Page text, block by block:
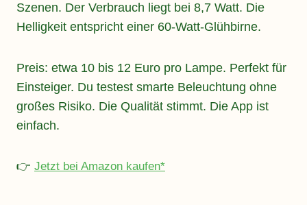
Szenen. Der Verbrauch liegt bei 8,7 Watt. Die
Helligkeit entspricht einer 60-Watt-Glühbirne.
Preis: etwa 10 bis 12 Euro pro Lampe. Perfekt für
Einsteiger. Du testest smarte Beleuchtung ohne
großes Risiko. Die Qualität stimmt. Die App ist
einfach.
👉 Jetzt bei Amazon kaufen*